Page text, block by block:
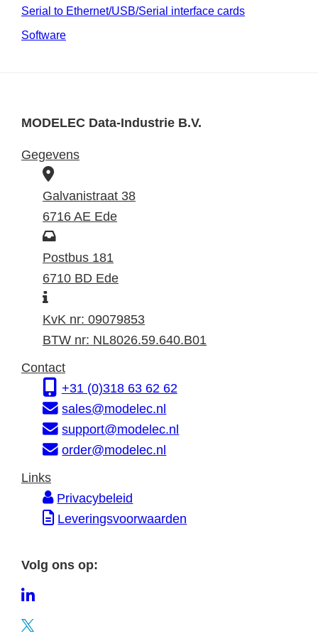
Serial to Ethernet/USB/Serial interface cards
Software
MODELEC Data-Industrie B.V.
Gegevens
B
e
z
o
e
k
d
r
s
Galvanistraat 38
6716 AE Ede
P
o
s
a
d
e
s
Postbus 181
6710 BD Ede
I
n
f
r
m
a
t
e
KvK nr: 09079853
BTW nr: NL8026.59.640.B01
Contact
+31 (0)318 63 62 62
sales@modelec.nl
support@modelec.nl
order@modelec.nl
Links
Privacybeleid
Leveringsvoorwaarden
Volg ons op:
L